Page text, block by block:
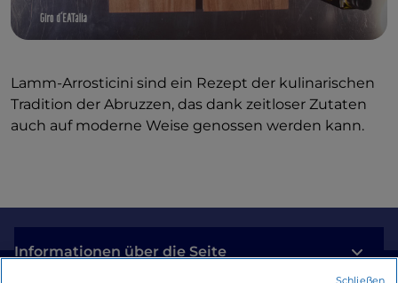
Lamm-Arrosticini sind ein Rezept der kulinarischen
Tradition der Abruzzen, das dank zeitloser Zutaten
auch auf moderne Weise genossen werden kann.
Informationen über die Seite
Schließen